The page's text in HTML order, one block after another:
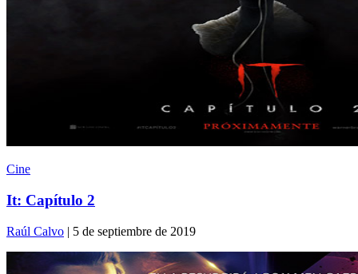
Cine
It: Capítulo 2
Raúl Calvo | 5 de septiembre de 2019